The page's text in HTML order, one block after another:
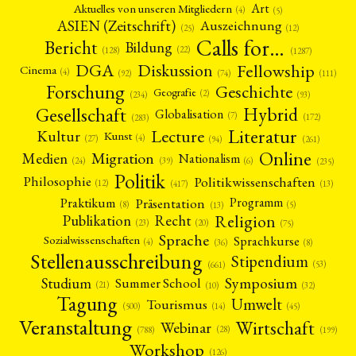
ASIEN ARBEITSKREISE VERANSTALTUNGEN EXPERTISE
ANGEBOTE
ANTRAG AUF EINEN SMALL GRANT DER DGA MITGLIEDERBEREICH
MITGLIEDSCHAFT
Aktuelles von unseren Mitgliedern (4) Art (5) ASIEN (Zeitschrift) (25)
Auszeichnung (12) Bericht (128) Bildung (22) Calls for… (1287)
(4) DGA (92) Diskussion (74) Fellowship Forschung
Geografie (2) Geschichte Gesellschaft Globalisation
Hybrid (172) Kultur (27) Kunst (4) Lecture (94) Literatur (261)
Migration (39)
Aktuelles von unseren Mitgliedern (4) Art (5)
ASIEN (Zeitschrift) (25) Auszeichnung (12)
Bericht (128) Bildung (22) Calls for… (1287)
Cinema (4) DGA (92) Diskussion (74) Fellowship (111)
Forschung (234) Geografie (2) Geschichte (93)
Gesellschaft (283) Globalisation (7) Hybrid (172)
Kultur (27) Kunst (4) Lecture (94) Literatur (261)
Medien (24) Migration (39) Nationalism (6) Online (235)
Philosophie (12) Politik (417) Politikwissenschaften (13)
Praktikum (8) Präsentation (13) Programm (5)
Publikation (23) Recht (20) Religion (75)
Sozialwissenschaften (4) Sprache (36) Sprachkurse (8)
Stellenausschreibung (661) Stipendium (53)
Studium (21) Summer School (10) Symposium (32)
Tagung (500) Tourismus (14) Umwelt (45)
Veranstaltung (788) Webinar (28) Wirtschaft (199)
Workshop (126)